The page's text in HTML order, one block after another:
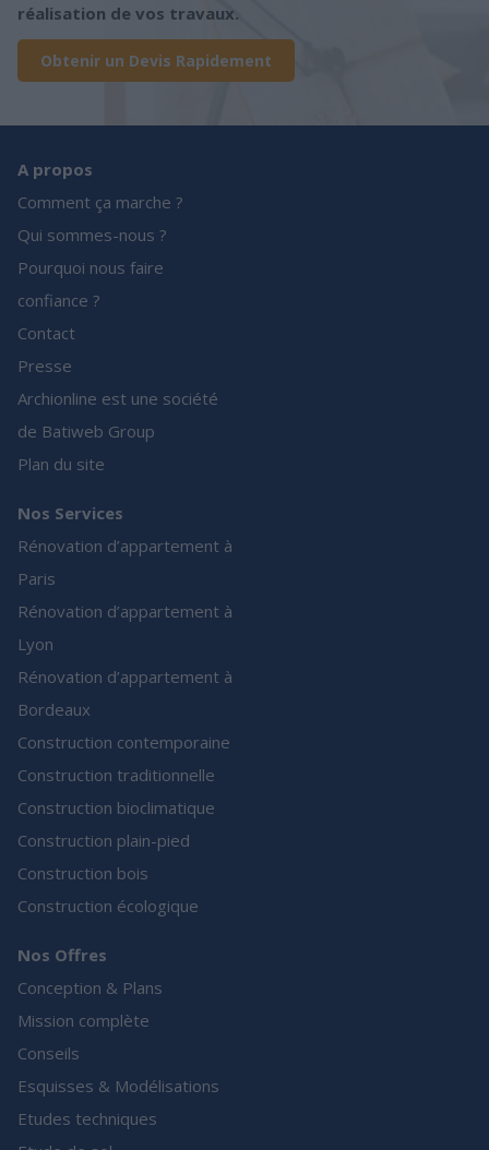
réalisation de vos travaux.
Obtenir un Devis Rapidement
A propos
Comment ça marche ?
Qui sommes-nous ?
Pourquoi nous faire
confiance ?
Contact
Presse
Archionline est une société
de Batiweb Group
Plan du site
Nos Services
Rénovation d’appartement à
Paris
Rénovation d’appartement à
Lyon
Rénovation d’appartement à
Bordeaux
Construction contemporaine
Construction traditionnelle
Construction bioclimatique
Construction plain-pied
Construction bois
Construction écologique
Nos Offres
Conception & Plans
Mission complète
Conseils
Esquisses & Modélisations
Etudes techniques